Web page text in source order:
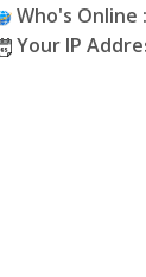
Who's Online
Your IP